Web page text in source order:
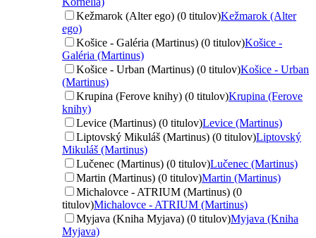
Kežmarok (Alter ego) (0 titulov)Kežmarok (Alter
ego)
Košice - Galéria (Martinus) (0 titulov)Košice -
Galéria (Martinus)
Košice - Urban (Martinus) (0 titulov)Košice - Urban
(Martinus)
Krupina (Ferove knihy) (0 titulov)Krupina (Ferove
knihy)
Levice (Martinus) (0 titulov)Levice (Martinus)
Liptovský Mikuláš (Martinus) (0 titulov)Liptovský
Mikuláš (Martinus)
Lučenec (Martinus) (0 titulov)Lučenec (Martinus)
Martin (Martinus) (0 titulov)Martin (Martinus)
Michalovce - ATRIUM (Martinus) (0
titulov)Michalovce - ATRIUM (Martinus)
Myjava (Kniha Myjava) (0 titulov)Myjava (Kniha
Myjava)